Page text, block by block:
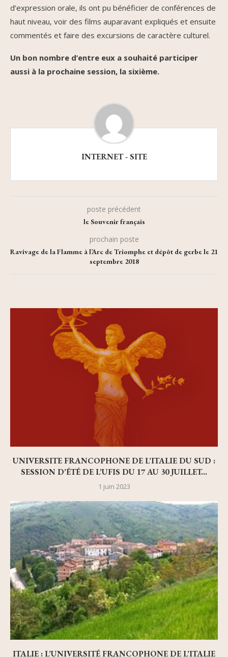
d’expression orale, ils ont pu bénéficier de conférences de
haut niveau, voir des films auparavant expliqués et ensuite
commentés et faire des excursions de caractère culturel.
Un bon nombre d’entre eux a souhaité participer
aussi à la prochaine session, la sixième.
INTERNET - SITE
poste précédent
le Souvenir français
prochain poste
Ravivage de la Flamme à l’Arc de Triomphe et dépôt de gerbe le 21
septembre 2018
UNIVERSITE FRANCOPHONE DE L’ITALIE DU SUD :
SESSION D’ÉTÉ DE L’UFIS DU 17 AU 30 JUILLET...
1 juin 2023
ITALIE : L’UNIVERSITÉ FRANCOPHONE DE L’ITALIE